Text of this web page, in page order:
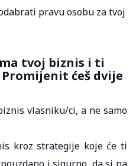
pravu osobu za tvoj
tvoj biznis i ti
ćeš dvije
vlasniku/ci, a ne samo
kroz strategije koje će ti